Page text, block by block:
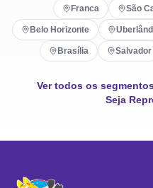
Franca São
Belo Horizonte
Brasília Salvador
Ver todos os
Seja